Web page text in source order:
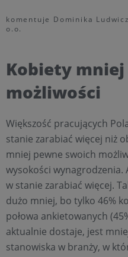
komentuje Dominika
o.o.
Kobiety
możliwości
Większość pracujących
stanie zarabiać więcej niż
mniej pewne swoich
wysokości wynagrodzenia.
w stanie zarabiać więcej.
dużo mniej, bo tylko 46%
połowa ankietowanych
aktualnie dostaje, jest
stanowiska w branży, w